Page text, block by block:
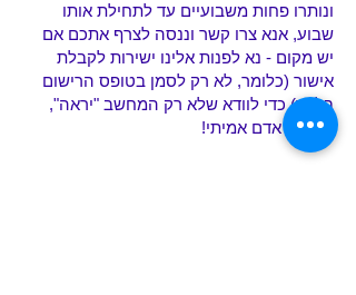
ונותרו פחות משבועיים עד לתחילת אותו
שבוע, אנא צרו קשר וננסה לצרף אתכם אם
יש מקום - נא לפנות אלינו ישירות לקבלת
אישור (כלומר, לא רק לסמן בטופס הרישום
בלבד) כדי לוודא שלא רק המחשב "יראה",
אלא בן אדם אמיתי!